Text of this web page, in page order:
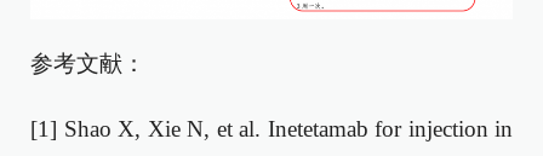
参考文献：
[1] Shao X, Xie N, et al. Inetetamab for injection in